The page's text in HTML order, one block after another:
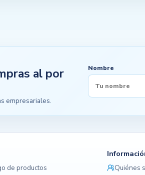
al por
empresariales.
Nombre
de productos
Quiénes